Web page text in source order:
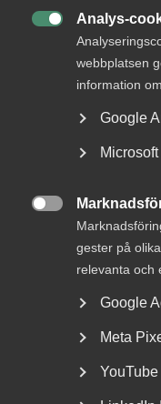
Analys-
webbplatsen
information
Google
gester på
relevanta och
Google
Meta
YouTube
E-post
Bli en del av
Jobb & karriär
Om Almega
Bli medlem
Rådgivning, hjälp
Rådgivning och hjälp